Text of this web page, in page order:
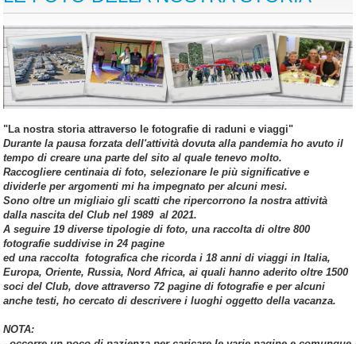
"La nostra storia attraverso le fotografie di raduni e viaggi"
Durante la pausa forzata dell'attività dovuta alla pandemia ho avuto il
tempo di creare una parte del sito al quale tenevo molto.
Raccogliere centinaia di foto, selezionare le più significative e
dividerle per argomenti mi ha impegnato per alcuni mesi.
Sono oltre un migliaio gli scatti che ripercorrono la nostra attività
dalla nascita del Club nel 1989 al 2021.
A seguire 19 diverse tipologie di foto, una raccolta di oltre 800
fotografie suddivise in 24 pagine
ed una raccolta fotografica che ricorda i 18 anni di viaggi in Italia,
Europa, Oriente, Russia, Nord Africa, ai quali hanno aderito oltre 1500
soci del Club, dove attraverso 72 pagine di fotografie e per alcuni
anche testi, ho cercato di descrivere i luoghi oggetto della vacanza.
NOTA: